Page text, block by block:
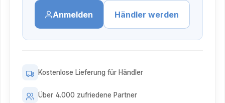
Anmelden Händler werden
Kostenlose Lieferung für Händler
Über 4.000 zufriedene Partner